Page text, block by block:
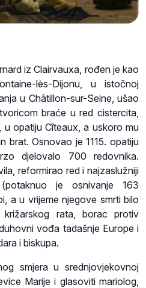
iz Clairvauxa, rođen je kao
lès-Dijonu, u istočnoj
u Châtillon-sur-Seine, ušao
braće u red cistercita,
u opatiju Cîteaux, a uskoro mu
brat. Osnovao je 1115. opatiju
djelovalo 700 redovnika.
reformirao red i najzaslužniji
je osnivanje 163
a u vrijeme njegove smrti bilo
rata, borac protiv
vođa tadašnje Europe i
i biskupa.
smjera u srednjovjekovnoj
Marije i glasoviti mariolog,